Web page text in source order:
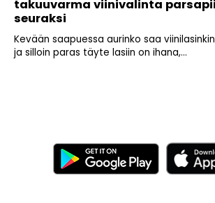
takuuvarma viinivalinta
seuraksi
Kevään saapuessa aurinko saa
ja silloin paras täyte lasiin on ihana,...